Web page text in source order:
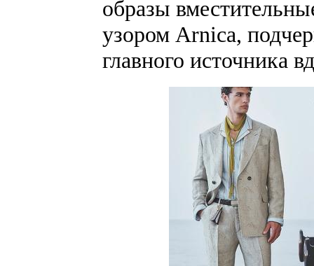
образы
узором Arnica,
главного источника